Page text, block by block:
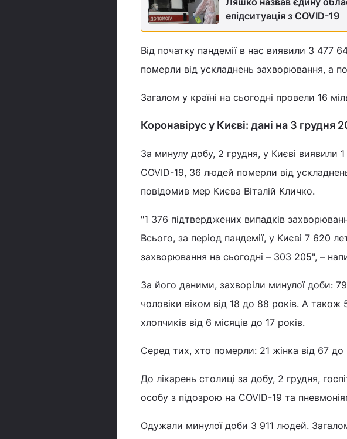
епідситуація з COVID-19
Від початку пандемії в нас виявили 3 477
померли від ускладнень захворювання, а
Загалом у країні на сьогодні провели 16
Коронавірус у Києві: дані на 3 грудня
За минулу добу, 2 грудня, у Києві виявили
COVID-19, 36 людей померли від
повідомив мер Києва Віталій Кличко.
"1 376 підтверджених випадків
Всього, за період пандемії, у Києві 7 620
захворювання на сьогодні – 303 205", –
За його даними, захворіли минулої доби:
чоловіки віком від 18 до 88 років. А також
хлопчиків від 6 місяців до 17 років.
Серед тих, хто померли: 21 жінка від 67 до
До лікарень столиці за добу, 2 грудня,
особу з підозрою на COVID-19 та
Одужали минулої доби 3 911 людей.